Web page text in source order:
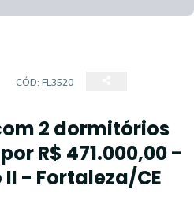
CÓD: FL3520
2 dormitórios
R$ 471.000,00 -
- Fortaleza/CE